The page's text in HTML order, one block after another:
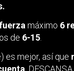
máximo 6
de 6-15
es mejor, así que